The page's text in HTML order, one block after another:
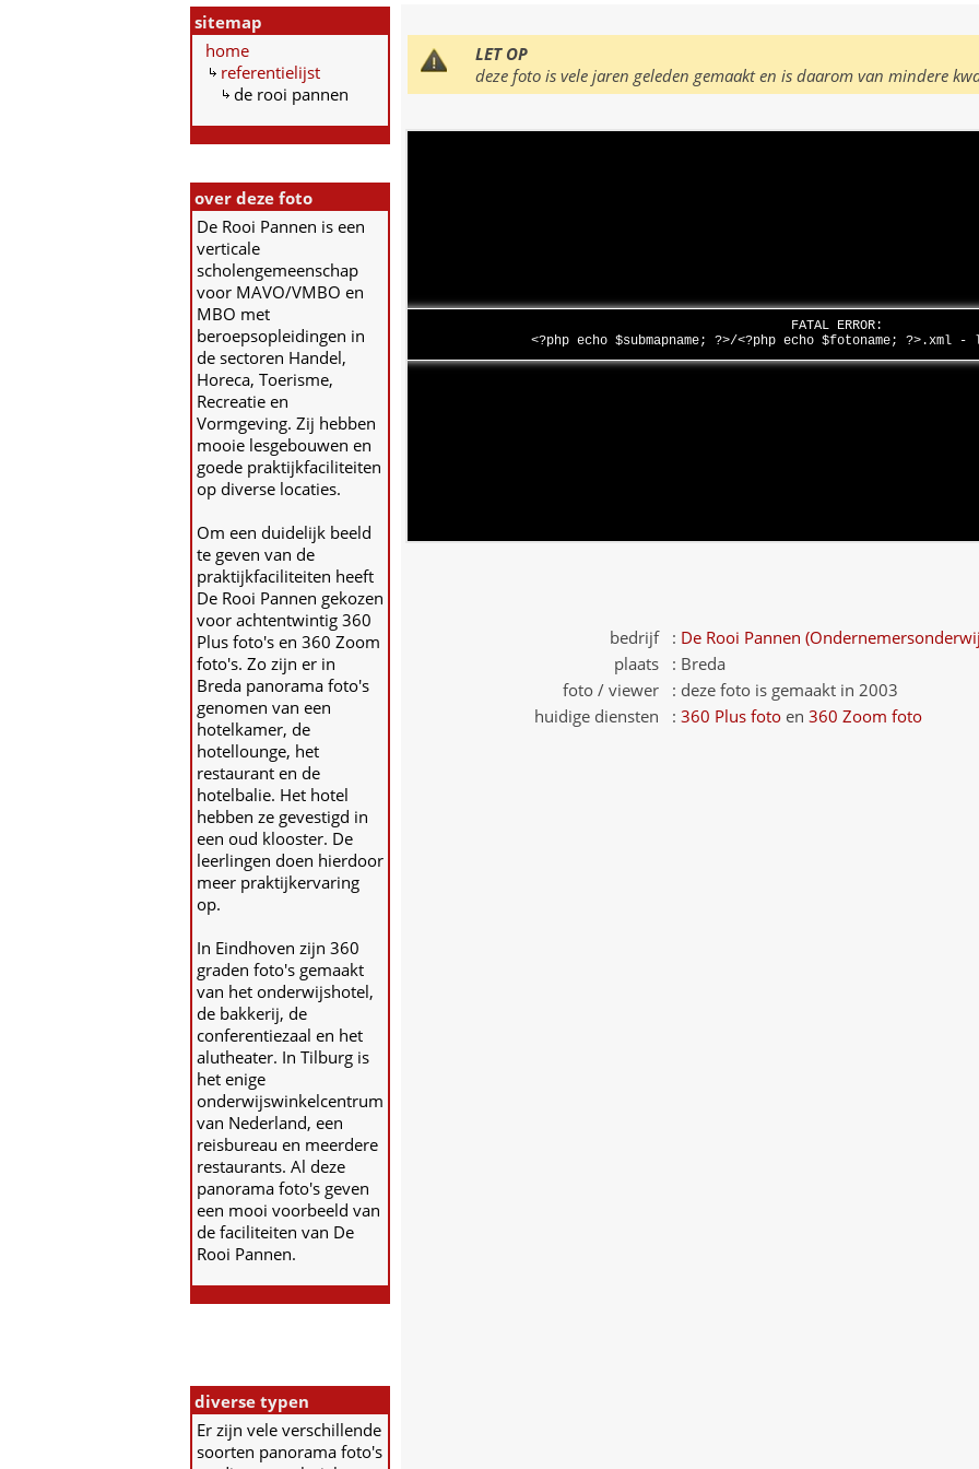
sitemap
home
referentielijst
de rooi pannen
over deze foto
De Rooi Pannen is een
verticale
scholengemeenschap
voor MAVO/VMBO en
MBO met
beroepsopleidingen in
de sectoren Handel,
Horeca, Toerisme,
Recreatie en
Vormgeving. Zij hebben
mooie lesgebouwen en
goede praktijkfaciliteiten
op diverse locaties.
Om een duidelijk beeld
te geven van de
praktijkfaciliteiten heeft
De Rooi Pannen gekozen
voor achtentwintig 360
Plus foto's en 360 Zoom
foto's. Zo zijn er in
Breda panorama foto's
genomen van een
hotelkamer, de
hotellounge, het
restaurant en de
hotelbalie. Het hotel
hebben ze gevestigd in
een oud klooster. De
leerlingen doen hierdoor
meer praktijkervaring
op.
In Eindhoven zijn 360
graden foto's gemaakt
van het onderwijshotel,
de bakkerij, de
conferentiezaal en het
alutheater. In Tilburg is
het enige
onderwijswinkelcentrum
van Nederland, een
reisbureau en meerdere
restaurants. Al deze
panorama foto's geven
een mooi voorbeeld van
de faciliteiten van De
Rooi Pannen.
diverse typen
Er zijn vele verschillende
soorten panorama foto's
LET OP
deze foto is vele jaren geleden gemaakt en is daarom van mindere
FATAL ERROR:
<?php echo $submapname; ?>/<?php echo $fotoname;
bedrijf : De Rooi Pannen
plaats : Breda
foto / viewer : deze foto is gemaakt in 2003
huidige diensten : 360 Plus foto en 360 Zoom foto